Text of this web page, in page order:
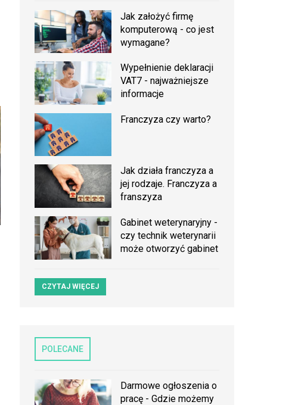
Jak założyć firmę
komputerową - co jest
wymagane?
Wypełnienie deklaracji
VAT7 - najważniejsze
informacje
Franczyza czy warto?
Jak działa franczyza a
jej rodzaje. Franczyza a
franszyza
Gabinet weterynaryjny -
czy technik weterynarii
może otworzyć gabinet
CZYTAJ WIĘCEJ
POLECANE
Darmowe ogłoszenia o
pracę - Gdzie możemy